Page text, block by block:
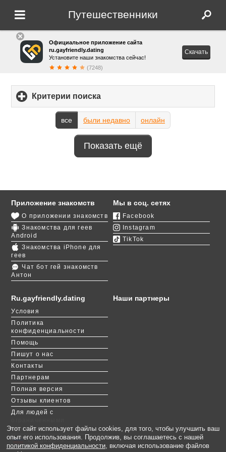
Путешественники
Официальное приложение сайта
ru.gayfriendly.dating
Установите наши знакомства сейчас!
(7248)
Скачать
Критерии поиска
to
contents
все были недавно онлайн
Показать ещё
Ru.gayfriendly.dating
Условия
Политика
конфиденциальности
Помощь
Пишут о нас
Контакты
Партнерам
Полная версия
Отзывы клиентов
Для людей с
возможностями
Languages
Приложение знакомств
О приложении знакомств
Знакомства для геев
Android
Знакомства iPhone для
геев
Чат бот гей знакомств
Антон
Мы в соц. сетях
Facebook
Instagram
TikTok
Наши партнеры
Этот сайт использует файлы cookies, для того, чтобы улучшить ваш
опыт его использования. Продолжив, вы соглашаетесь с нашей
политикой конфиденциальности, включая использование файлов